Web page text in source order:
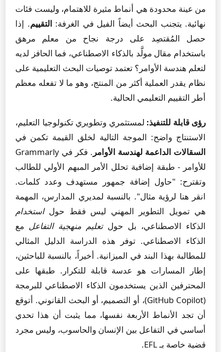
من عينة محدودة هي أنماط مثيرة للاهتمام، وليست فئات
نهائية. يتجنب البحث أيضاً الفيل في الغرفة: التقييم. إذا
حصل المُقتصِد على درجة نجاح من معلم مرهق
باستخدام مقال مولَّد بالذكاء الاصطناعي، فما الحافز لديه
لتعلم هندسة الأوامر؟ تعتمد توصيات البحث التعليمية على
نظام يقدر العملية أكثر من المنتج، وهو ما لا تفعله معظم
أطر التقييم التعليمي الحالية.
رؤى قابلة للتنفيذ: لمستثمري وتطويري تكنولوجيا التعليم،
الاستنتاج واضح: الموجة التالية لخلق القيمة تكمن في
السقالات الداعمة لهندسة الأوامر
. فكر في Grammarly
للأوامر - طبقة إضافية تحلل الأمر المبهم الأولي للطالب
وتقترح: "حاول إضافة جمهور مستهدف وعدد كلمات.
انقر هنا لرؤية مثال". بالنسبة لمديري المدارس، المهمة
هي تمويل التطوير المهني ليس فقط حولاستخدام
الذكاء الاصطناعي، بل حولتعليم منهجية التفاعل مع
الذكاء الاصطناعي. توفر هذه الدراسة الدليل المثالي
للمطالبة بهذا البند في الميزانية. أخيراً، بالنسبة للباحثين،
إطار المسارات هو عدسة قابلة للتكرار. طبقها على
المحترفين الذين يستخدمون الذكاء الاصطناعي للبرمجة
(GitHub Copilot)، أو التصميم، أو البحث القانوني. أتوقع
أن تجد الأنماط الأربعة نفسها، مما يثبت أن هذا تحدي
أساسي في التفاعل بين الإنسان والحاسوب، وليس مجرد
قضية خاصة بـ EFL.